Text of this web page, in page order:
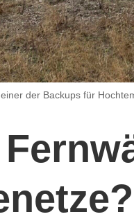
der Backups für